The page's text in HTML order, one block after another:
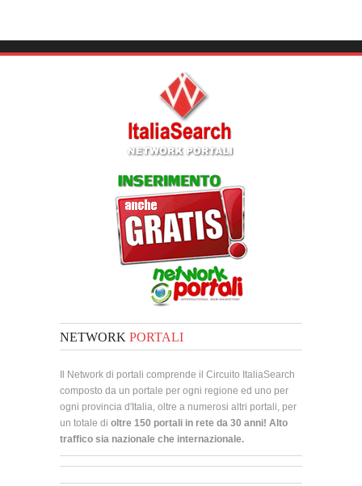
NETWORK PORTALI
Il Network di portali comprende il Circuito ItaliaSearch
composto da un portale per ogni regione ed uno per
ogni provincia d'Italia, oltre a numerosi altri portali, per
un totale di oltre 150 portali in rete da 30 anni! Alto
traffico sia nazionale che internazionale.